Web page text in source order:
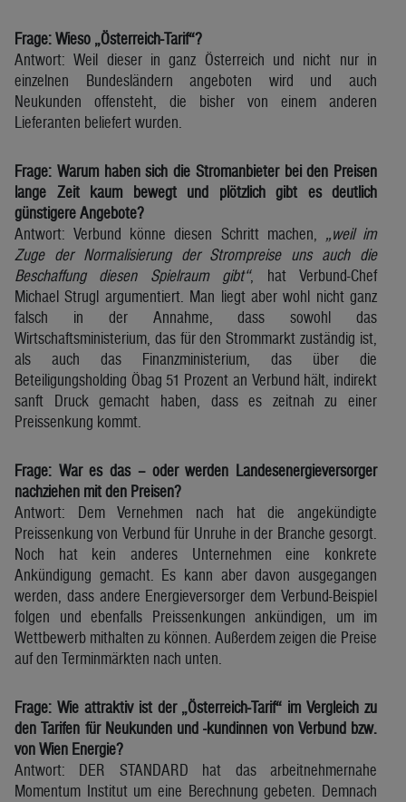
Frage: Wieso „Österreich-Tarif“?
Antwort: Weil dieser in ganz Österreich und nicht nur in
einzelnen Bundesländern angeboten wird und auch
Neukunden offensteht, die bisher von einem anderen
Lieferanten beliefert wurden.
Frage: Warum haben sich die Stromanbieter bei den Preisen
lange Zeit kaum bewegt und plötzlich gibt es deutlich
günstigere Angebote?
Antwort: Verbund könne diesen Schritt machen, „weil im
Zuge der Normalisierung der Strompreise uns auch die
Beschaffung diesen Spielraum gibt“, hat Verbund-Chef
Michael Strugl argumentiert. Man liegt aber wohl nicht ganz
falsch in der Annahme, dass sowohl das
Wirtschaftsministerium, das für den Strommarkt zuständig ist,
als auch das Finanzministerium, das über die
Beteiligungsholding Öbag 51 Prozent an Verbund hält, indirekt
sanft Druck gemacht haben, dass es zeitnah zu einer
Preissenkung kommt.
Frage: War es das – oder werden Landesenergieversorger
nachziehen mit den Preisen?
Antwort: Dem Vernehmen nach hat die angekündigte
Preissenkung von Verbund für Unruhe in der Branche gesorgt.
Noch hat kein anderes Unternehmen eine konkrete
Ankündigung gemacht. Es kann aber davon ausgegangen
werden, dass andere Energieversorger dem Verbund-Beispiel
folgen und ebenfalls Preissenkungen ankündigen, um im
Wettbewerb mithalten zu können. Außerdem zeigen die Preise
auf den Terminmärkten nach unten.
Frage: Wie attraktiv ist der „Österreich-Tarif“ im Vergleich zu
den Tarifen für Neukunden und -kundinnen von Verbund bzw.
von Wien Energie?
Antwort: DER STANDARD hat das arbeitnehmernahe
Momentum Institut um eine Berechnung gebeten. Demnach